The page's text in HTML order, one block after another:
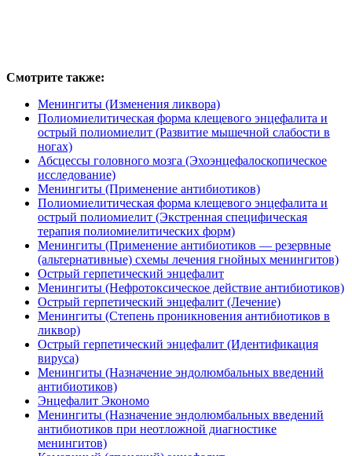
Смотрите также:
Менингиты (Изменения ликвора)
Полиомиелитическая форма клещевого энцефалита и
острый полиомиелит (Развитие мышечной слабости в
ногах)
Абсцессы головного мозга (Эхоэнцефалоскопическое
исследование)
Менингиты (Применение антибиотиков)
Полиомиелитическая форма клещевого энцефалита и
острый полиомиелит (Экстренная специфическая
терапия полиомиелитических форм)
Менингиты (Применение антибиотиков — резервные
(альтернативные) схемы лечения гнойных менингитов)
Острый герпетический энцефалит
Менингиты (Нефротоксическое действие антибиотиков)
Острый герпетический энцефалит (Лечение)
Менингиты (Степень проникновения антибиотиков в
ликвор)
Острый герпетический энцефалит (Идентификация
вируса)
Менингиты (Назначение эндолюмбальных введений
антибиотиков)
Энцефалит Экономо
Менингиты (Назначение эндолюмбальных введений
антибиотиков при неотложной диагностике
менингитов)